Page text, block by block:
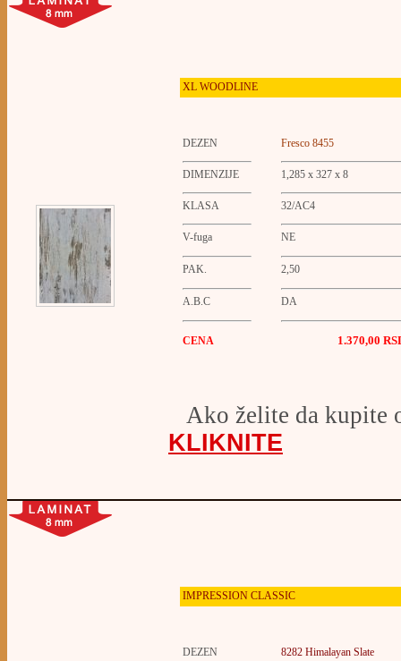
XL WOODLINE
DEZEN Fresco 8455
DIMENZIJE 1,285 x 327 x 8
KLASA 32/AC4
V-fuga NE
PAK. 2,50
A.B.C DA
CENA 1.370,00
Ako želite da kupite
KLIKNITE
IMPRESSION CLASSIC
DEZEN 8282 Himalayan Slate